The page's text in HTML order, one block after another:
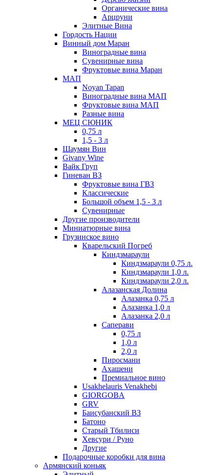
Органические вина
Арцруни
Элитные Вина
Гордость Нации
Винный дом Маран
Виноградные вина
Сувенирные вина
Фруктовые вина Маран
МАП
Noyan Tapan
Виноградные вина МАП
Фруктовые вина МАП
Разные вина
МЕЦ СЮНИК
0,75 л
1,5 - 3 л
Шаумян Вин
Givany Wine
Вайк Груп
Гиневан ВЗ
Фруктовые вина ГВЗ
Классические
Большой объем 1,5 - 3 л
Сувенирные
Другие производители
Миниатюрные вина
Грузинское вино
Кварельский Погреб
Киндзмараули
Киндзмараули 0,75 л.
Киндзмараули 1,0 л.
Киндзмараули 2,0 л.
Алазанская Долина
Алазанка 0,75 л
Алазанка 1,0 л
Алазанка 2,0 л
Саперави
0,75 л
1,0 л
2,0 л
Пиросмани
Ахашени
Премиальное вино
Usakhelauris Venakhebi
GIORGOBA
GRV
Баисубанский ВЗ
Батоно
Старый Тбилиси
Хевсури / Руно
Другие
Подарочные коробки для вина
Армянский коньяк